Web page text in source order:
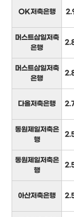
OK저축은행
머스트삼일저축
은행
머스트삼일저축
은행
다올저축은행
동원제일저축은
행
동원제일저축은
행
아산저축은행